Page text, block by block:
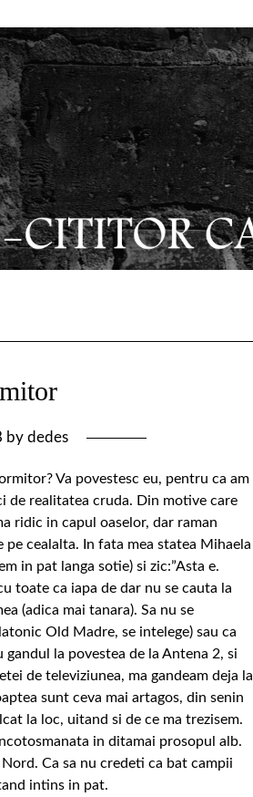
by dedes
Va povestesc eu, pentru ca am
de realitatea cruda. Din motive care
ridic in capul oaselor, dar raman
pe cealalta. In fata mea statea Mihaela
in pat langa sotie) si zic:”Asta e.
toate ca iapa de dar nu se cauta la
(adica mai tanara). Sa nu se
Old Madre, se intelege) sau ca
la povestea de la Antena 2, si
de televiziunea, ma gandeam deja la
sunt ceva mai artagos, din senin
la loc, uitand si de ce ma trezisem.
in ditamai prosopul alb.
Ca sa nu credeti ca bat campii
intins in pat.